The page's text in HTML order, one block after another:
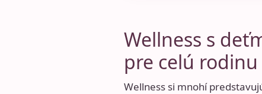
Wellness s
pre celú rodinu
Wellness si mnohí